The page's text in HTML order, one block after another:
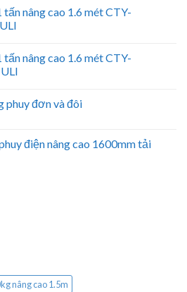
tấn nâng cao 1.6 mét CTY-
tấn nâng cao 1.6 mét CTY-
phuy đơn và đôi
điện nâng cao 1600mm tải
nâng cao 1.5m